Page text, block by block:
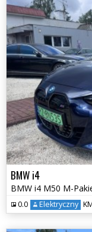
BMW i4
0.0 Elektryczny